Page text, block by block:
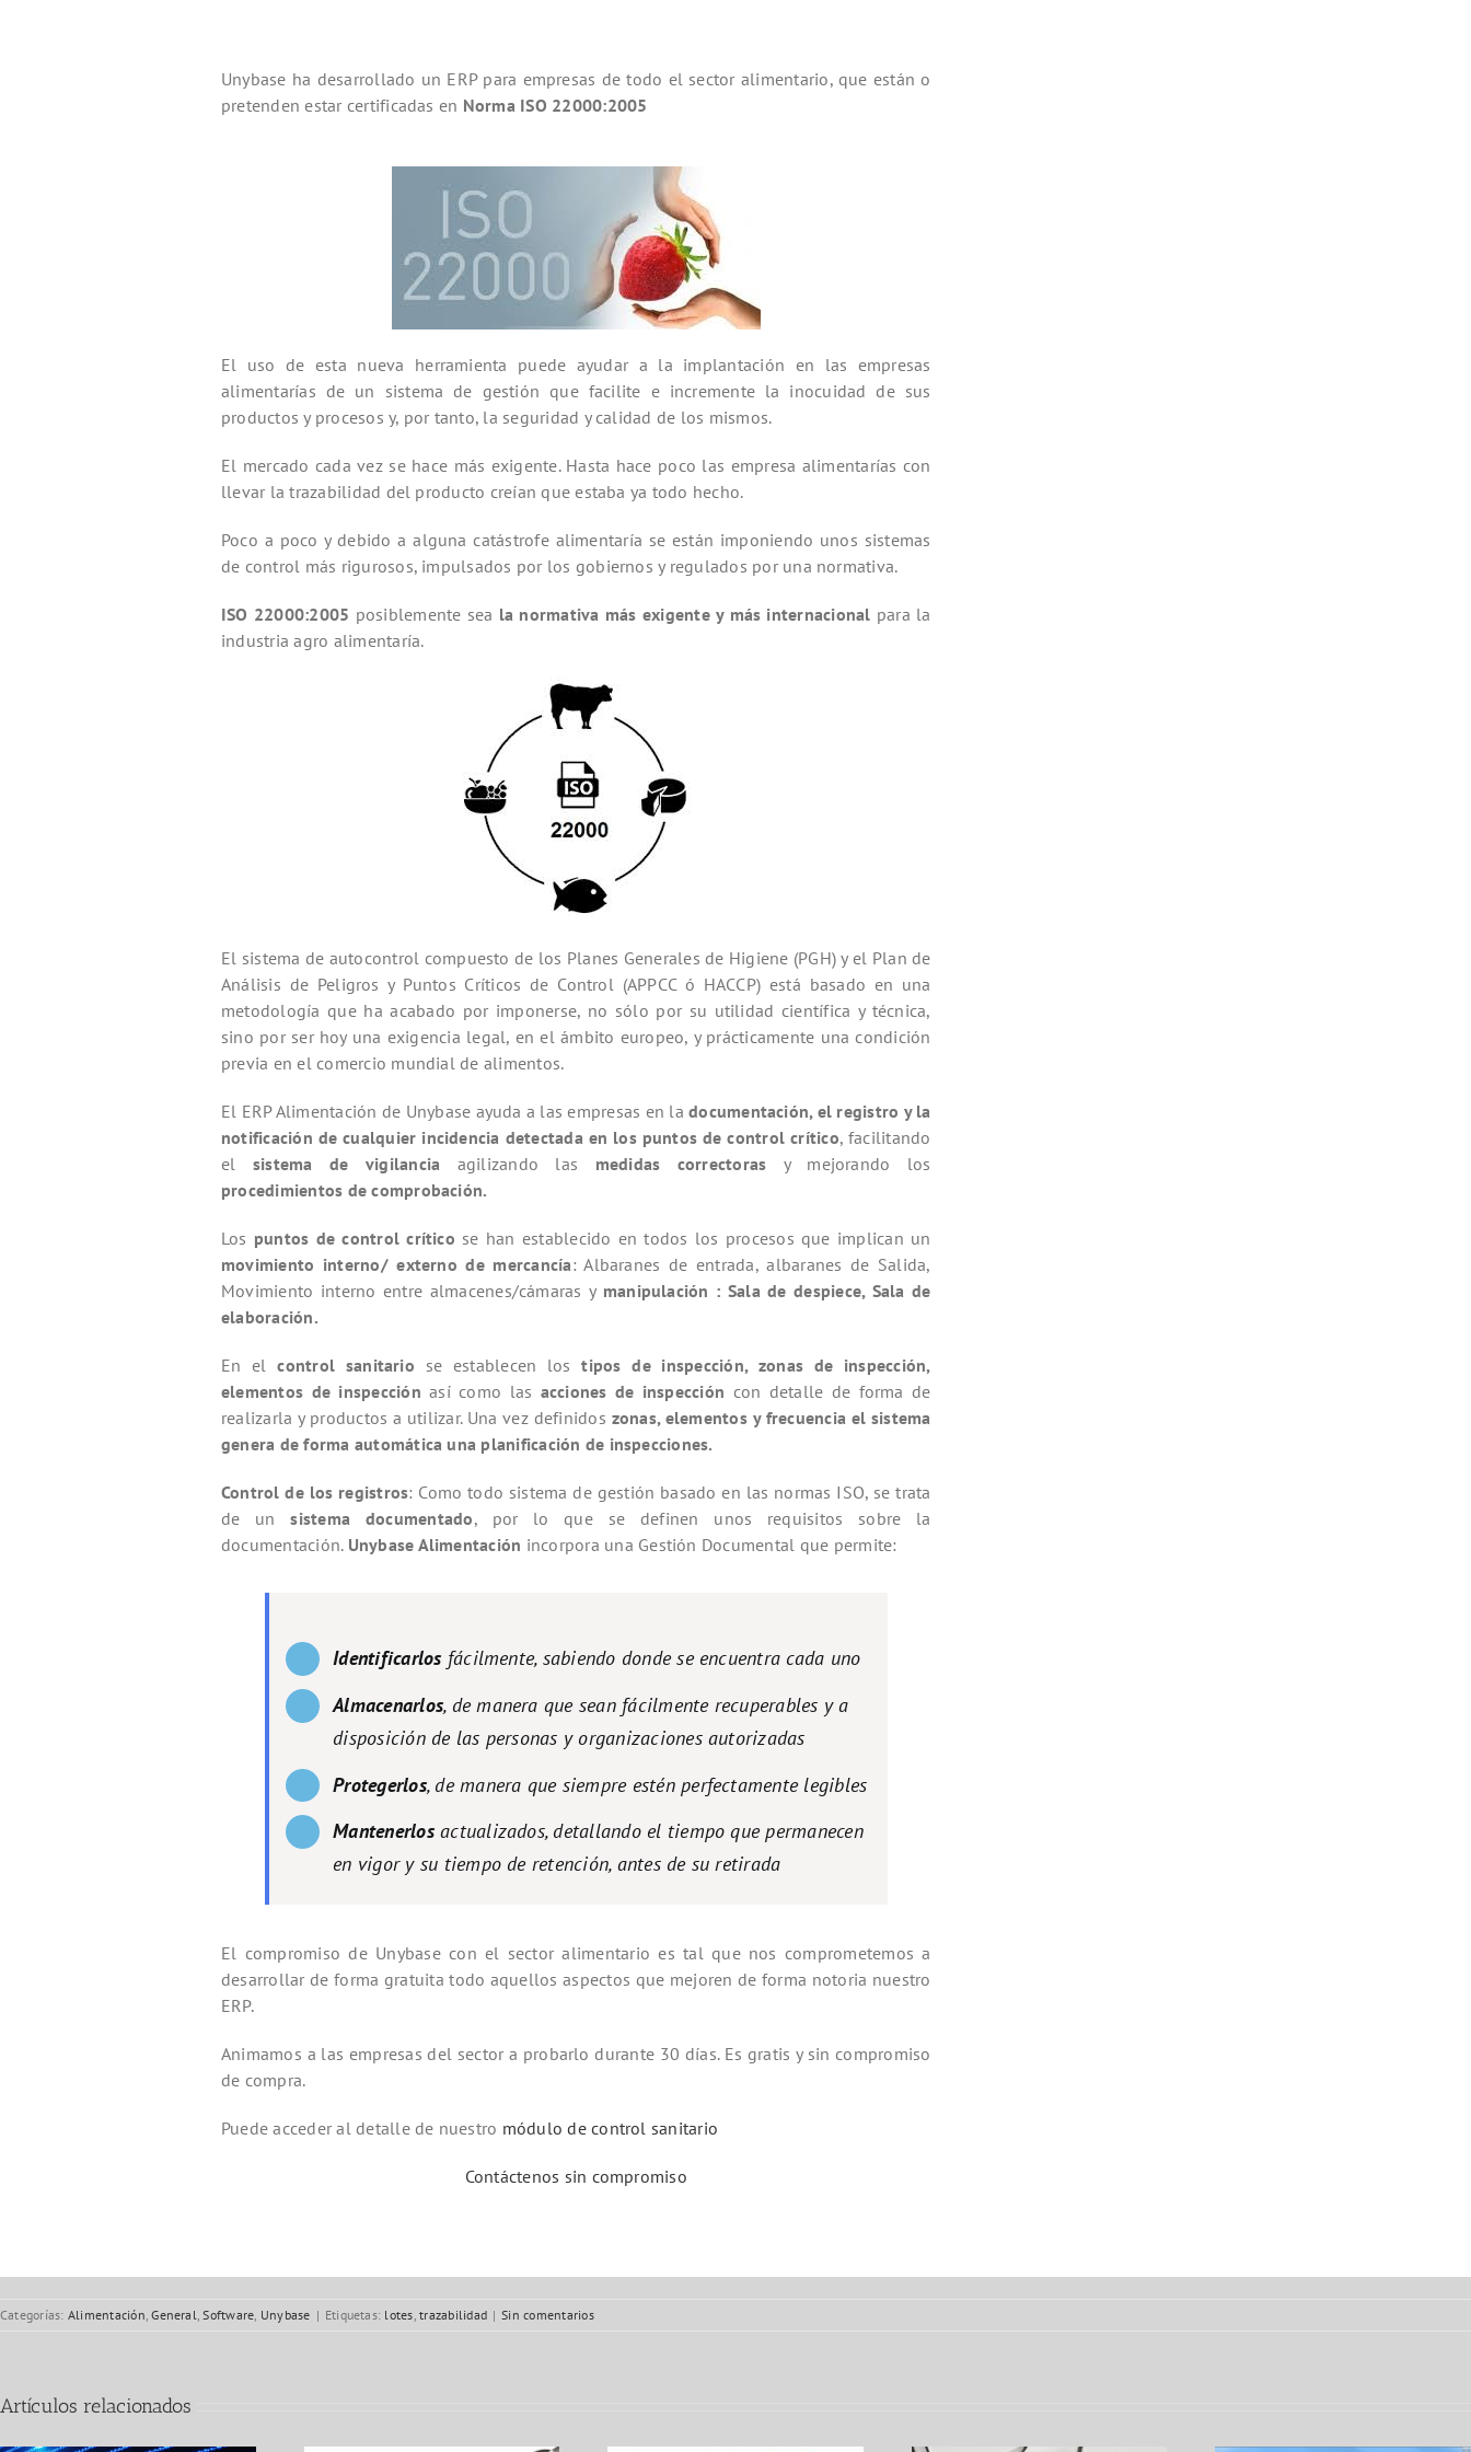
Unybase ha desarrollado un ERP para empresas de todo el sector alimentario, que están o
pretenden estar certificadas en Norma ISO 22000:2005
El uso de esta nueva herramienta puede ayudar a la implantación en las empresas
alimentarías de un sistema de gestión que facilite e incremente la inocuidad de sus
productos y procesos y, por tanto, la seguridad y calidad de los mismos.
El mercado cada vez se hace más exigente. Hasta hace poco las empresa alimentarías con
llevar la trazabilidad del producto creían que estaba ya todo hecho.
Poco a poco y debido a alguna catástrofe alimentaría se están imponiendo unos sistemas
de control más rigurosos, impulsados por los gobiernos y regulados por una normativa.
ISO 22000:2005 posiblemente sea la normativa más exigente y más internacional para la
industria agro alimentaría.
El sistema de autocontrol compuesto de los Planes Generales de Higiene (PGH) y el Plan de
Análisis de Peligros y Puntos Críticos de Control (APPCC ó HACCP) está basado en una
metodología que ha acabado por imponerse, no sólo por su utilidad científica y técnica,
sino por ser hoy una exigencia legal, en el ámbito europeo, y prácticamente una condición
previa en el comercio mundial de alimentos.
El ERP Alimentación de Unybase ayuda a las empresas en ladocumentación, el registro y la
notificación de cualquier incidencia detectada en los puntos de control crítico, facilitando
el sistema de vigilancia agilizando las medidas correctoras y mejorando los
procedimientos de comprobación.
Los puntos de control crítico se han establecido en todos los procesos que implican un
movimiento interno/ externo de mercancía: Albaranes de entrada, albaranes de Salida,
Movimiento interno entre almacenes/cámaras y manipulación : Sala de despiece, Sala de
elaboración.
En elcontrol sanitario se establecen lostipos de inspección, zonas de inspección,
elementos de inspecciónasí como las acciones de inspección con detalle de forma de
realizarla y productos a utilizar. Una vez definidos zonas, elementos y frecuencia el sistema
genera de forma automática una planificación de inspecciones.
Control de los registros: Como todo sistema de gestión basado en las normas ISO, se trata
de unsistema documentado, por lo que se definen unos requisitos sobre la
documentación. Unybase Alimentación incorpora una Gestión Documental que permite:
Identificarlos fácilmente, sabiendo donde se encuentra cada uno
Almacenarlos, de manera que sean fácilmente recuperables y a
disposición de las personas y organizaciones autorizadas
Protegerlos, de manera que siempre estén perfectamente legibles
Mantenerlosactualizados, detallando el tiempo que permanecen
en vigor y su tiempo de retención, antes de su retirada
El compromiso de Unybase con el sector alimentario es tal que nos comprometemos a
desarrollar de forma gratuita todo aquellos aspectos que mejoren de forma notoria nuestro
ERP.
Animamos a las empresas del sector a probarlo durante 30 días. Es gratis y sin compromiso
de compra.
Puede acceder al detalle de nuestro módulo de control sanitario
Contáctenos sin compromiso
Categorías: Alimentación ,General ,Software Unybase | Etiquetas: lotes ,trazabilidad | Sin comentarios
Artículos relacionados